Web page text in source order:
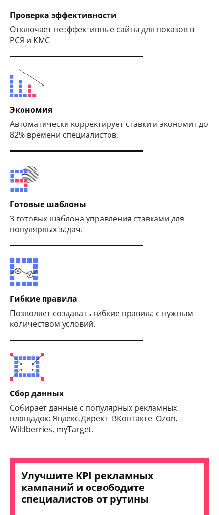
Проверка эффективности
Отключает неэффективные сайты для показов в
РСЯ и КМС
Экономия
Автоматически корректирует ставки и экономит до
82% времени специалистов,
Готовые шаблоны
3 готовых шаблона управления ставками для
популярных задач.
Гибкие правила
Позволяет создавать гибкие правила с нужным
количеством условий.
Сбор данных
Собирает данные с популярных рекламных
площадок: Яндекс.Директ, ВКонтакте, Ozon,
Wildberries, myTarget.
Улучшите KPI рекламных
кампаний и освободите
специалистов от рутины